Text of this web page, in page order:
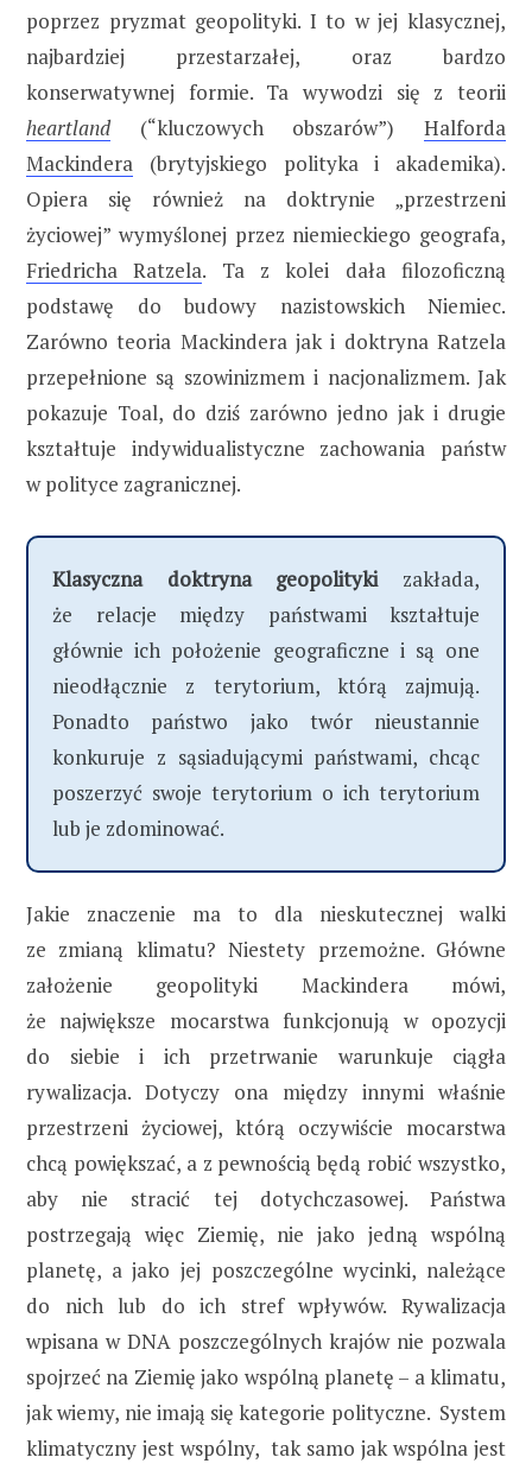
poprzez pryzmat geopolityki. I to w jej klasycznej,
najbardziej przestarzałej, oraz bardzo
konserwatywnej formie. Ta wywodzi się z teorii
heartland(“kluczowych obszarów”) Halforda
Mackindera (brytyjskiego polityka i akademika).
Opiera się również na doktrynie „przestrzeni
życiowej” wymyślonej przez niemieckiego geografa,
Friedricha Ratzela. Ta z kolei dała filozoficzną
podstawę do budowy nazistowskich Niemiec.
Zarówno teoria Mackindera jak i doktryna Ratzela
przepełnione są szowinizmem i nacjonalizmem. Jak
pokazuje Toal, do dziś zarówno jedno jak i drugie
kształtuje indywidualistyczne zachowania państw
w polityce zagranicznej.
Klasyczna doktryna geopolitykizakłada,
że relacje między państwami kształtuje
głównie ich położenie geograficzne i są one
nieodłącznie z terytorium, którą zajmują.
Ponadto państwo jako twór nieustannie
konkuruje z sąsiadującymi państwami, chcąc
poszerzyć swoje terytorium o ich terytorium
lub je zdominować.
Jakie znaczenie ma to dla nieskutecznej walki
ze zmianą klimatu? Niestety przemożne. Główne
założenie geopolityki Mackindera mówi,
że największe mocarstwa funkcjonują w opozycji
do siebie i ich przetrwanie warunkuje ciągła
rywalizacja. Dotyczy ona między innymi właśnie
przestrzeni życiowej, którą oczywiście mocarstwa
chcą powiększać, a z pewnością będą robić wszystko,
aby nie stracić tej dotychczasowej. Państwa
postrzegają więc Ziemię, nie jako jedną wspólną
planetę, a jako jej poszczególne wycinki, należące
do nich lub do ich stref wpływów. Rywalizacja
wpisana w DNA poszczególnych krajów nie pozwala
spojrzeć na Ziemię jako wspólną planetę – a klimatu,
jak wiemy, nie imają się kategorie polityczne. System
klimatyczny jest wspólny, tak samo jak wspólna jest